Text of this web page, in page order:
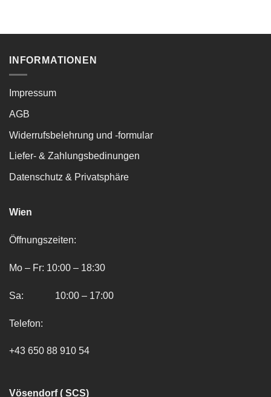
INFORMATIONEN
Impressum
AGB
Widerrufsbelehrung und -formular
Liefer- & Zahlungsbedinungen
Datenschutz & Privatsphäre
Wien
Öffnungszeiten:
Mo – Fr: 10:00 – 18:30
Sa: 10:00 – 17:00
Telefon:
+43 650 88 910 54
Vösendorf ( SCS)